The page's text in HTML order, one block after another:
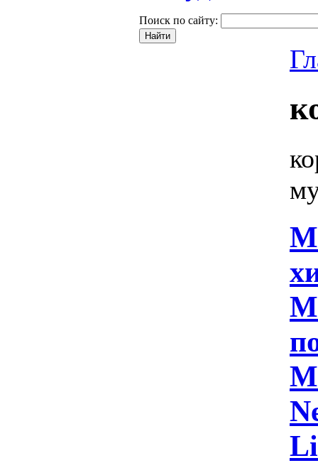
Поиск по сайту: